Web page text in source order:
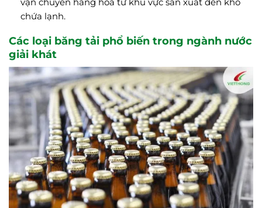
chứa lạnh.
Các loại băng tải phổ biến trong ngành nước
giải khát